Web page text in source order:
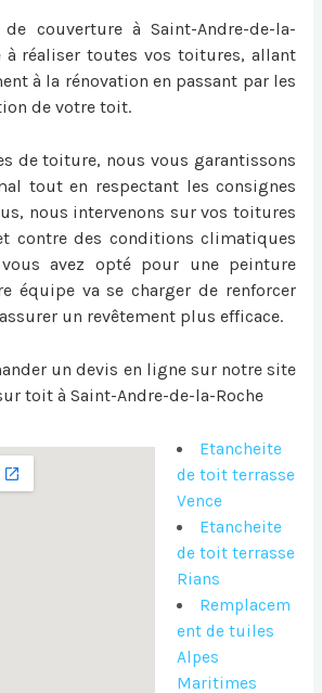
couverture à Saint-Andre-de-la-
à réaliser toutes vos toitures, allant
à la rénovation en passant par les
de votre toit.
de toiture, nous vous garantissons
tout en respectant les consignes
nous intervenons sur vos toitures
contre des conditions climatiques
vous avez opté pour une peinture
équipe va se charger de renforcer
un revêtement plus efficace.
un devis en ligne sur notre site
toit à Saint-Andre-de-la-Roche
Etancheite
de toit terrasse
Vence
Etancheite
de toit terrasse
Rians
Remplacem
ent de tuiles
Alpes
Maritimes